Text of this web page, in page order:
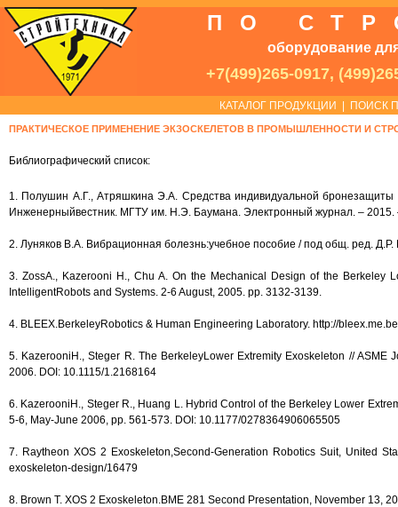
ПО
оборудование
+7(499)265-0917,
КАТАЛОГ ПРОДУКЦИИ ПОИСК
ПРАКТИЧЕСКОЕ ПРИМЕНЕНИЕ ЭКЗОСКЕЛЕТОВ В ПРОМЫШЛЕННОСТИ И
Библиографический список:
1. Полушин А.Г., Атряшкина Э.А. Средства индивидуальной бронезащиты
Инженерныйвестник. МГТУ им. Н.Э. Баумана. Электронный журнал. –
2. Луняков В.А. Вибрационная болезнь:учебное пособие / под общ. ред.
3. ZossA., Kazerooni H., Chu A. On the Mechanical Design of the Berkeley
IntelligentRobots and Systems. 2-6 August, 2005. pp. 3132-3139.
4. BLEEX.BerkeleyRobotics & Human Engineering Laboratory. http://
5. KazerooniH., Steger R. The BerkeleyLower Extremity Exoskeleton //
2006. DOI: 10.1115/1.2168164
6. KazerooniH., Steger R., Huang L. Hybrid Control of the Berkeley Lower
5-6, May-June 2006, pp. 561-573. DOI: 10.1177/0278364906065505
7. Raytheon XOS 2 Exoskeleton,Second-Generation Robotics Suit, United
exoskeleton-design/16479
8. Brown T. XOS 2 Exoskeleton.BME 281 Second Presentation, November 13,